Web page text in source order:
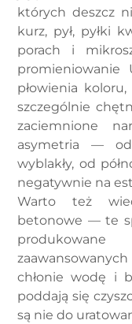
których deszcz
kurz, pył, pyłki
porach i
płowienia
szczególnie
zaciemnione
asymetria —
wyblakły, od
negatywnie na
Warto też
betonowe — te
chłonie wodę i
poddają się
są nie do